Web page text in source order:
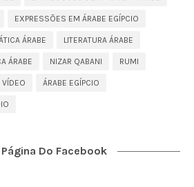
EXPRESSÕES EM ÁRABE EGÍPCIO
ÁRABE LITERATURA ÁRABE
ÁRABE NIZAR QABANI RUMI
VÍDEO ÁRABE EGÍPCIO
Do Facebook